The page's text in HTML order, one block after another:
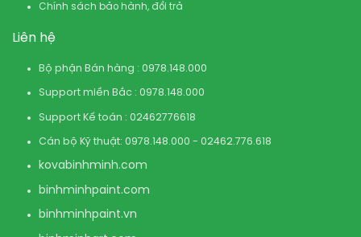
Chính sách bảo hành, đổi trả
Liên hệ
Bộ phận Bán hàng : 0978.148.000
Support miền Bắc : 0978.148.000
Support Kế toán : 02462776618
Cán bộ Kỹ thuật: 0978.148.000 - 02462.776.618
kovabinhminh.com
binhminhpaint.com
binhminhpaint.vn